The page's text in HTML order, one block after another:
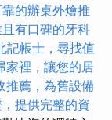
的辦桌外燴推
有口碑的牙科
記帳士，尋找值
家裡，讓您的居
推薦，為舊設備
提供完整的資